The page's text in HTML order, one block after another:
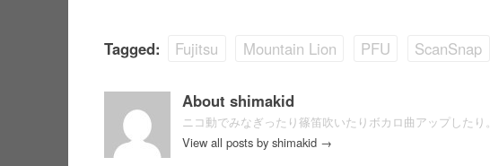
Tagged: Fujitsu Mountain Lion PFU ScanSnap
About shimakid
ニコ動でみなぎったり篠笛吹いたりボカロ曲アップしたり。
View all posts by shimakid →